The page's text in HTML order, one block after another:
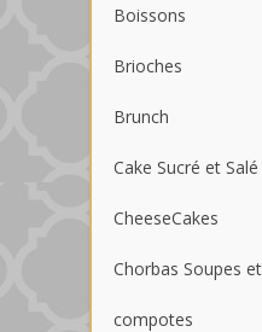
Boissons
Brioches
Brunch
Cake Sucré et Salé
CheeseCakes
Chorbas Soupes
compotes